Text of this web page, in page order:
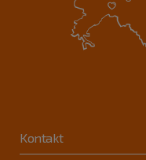
Kontakt